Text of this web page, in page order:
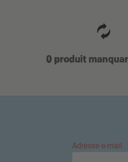
0 produit
Adresse e-mail